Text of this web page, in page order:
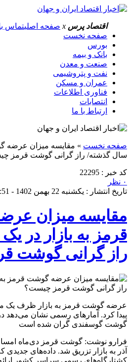
اقتصاد پرس x صفحه اصلیتماس
صفحه نخست
بورس
بانک و بیمه
صنعت و معدن
نفت و پتروشیمی
عمران و مسکن
فناوری اطلاعات
انتصابات
ارتباط با ما
صفحه نخست » مقایسه میزان عرضه
سال گذشته/ راز گرانی گوشت قرمز
کد خبر : 22295
۰ نظر
تاریخ انتشار : یکشنبه 22 بهمن 1402 - 15:51
مقایسه میزان
قرمز به بازار در
راز گرانی گوشت
پیدا کرد. آمار‌های رسمی نشان می‌دهد
گوشت گوسفندی گران شده است
آذر به بازار تزریق شد. داده‌های جدیدی
کشتارگاه‌های رسمی سراسر کشور